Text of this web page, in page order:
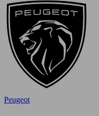
Peugeot